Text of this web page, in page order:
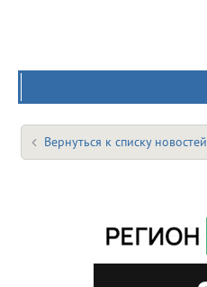
Вернуться к списку новостей